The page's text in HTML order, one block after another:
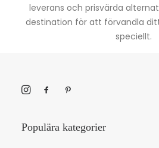
leverans och prisvärda
destination för att förvandla
speciellt.
Populära kategorier